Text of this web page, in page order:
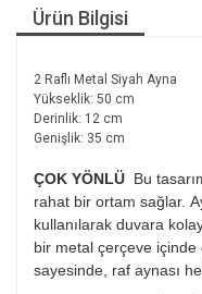
Ürün Bilgisi
2 Raflı Metal Siyah Ayna
Yükseklik: 50 cm
Derinlik: 12 cm
Genişlik: 35 cm
ÇOK YÖNLÜ Bu
rahat bir ortam sağlar.
kullanılarak duvara
bir metal çerçeve içinde
sayesinde, raf aynası